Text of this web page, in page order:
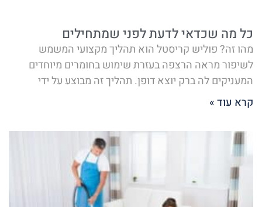
כל מה שכדאי לדעת לפני שמתחילים
מהו זה? פוליש קריסטל הוא תהליך מקצועי המשמש
לשיפור מראה הרצפה בעזרת שימוש בחומרים מיוחדים
המעניקים לה ברק יוצא דופן. תהליך זה מבוצע על ידי
קרא עוד »